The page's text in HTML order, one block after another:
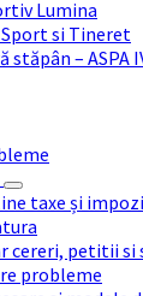
Lumina
si Tineret
stăpân – ASPA
taxe și
cereri, petitii si
probleme